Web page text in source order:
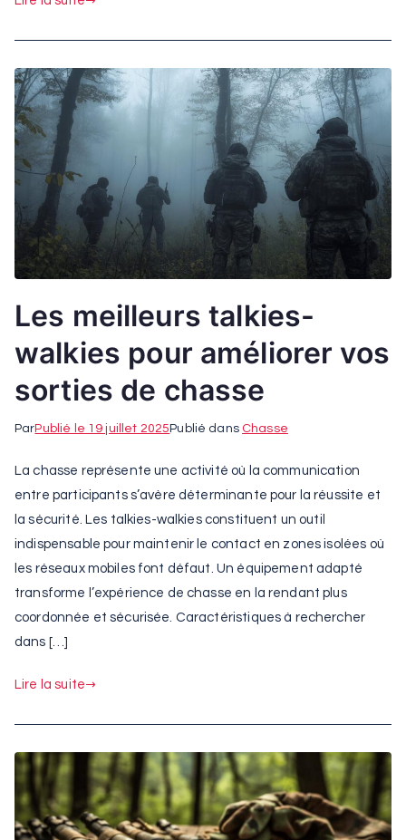
Les meilleurs talkies-
walkies pour améliorer vos
sorties de chasse
ParPublié le 19 juillet 2025 Publié dans Chasse
La chasse représente une activité où la communication
entre participants s’avère déterminante pour la réussite et
la sécurité. Les talkies-walkies constituent un outil
indispensable pour maintenir le contact en zones isolées où
les réseaux mobiles font défaut. Un équipement adapté
transforme l’expérience de chasse en la rendant plus
coordonnée et sécurisée. Caractéristiques à rechercher
dans […]
Lire la suite